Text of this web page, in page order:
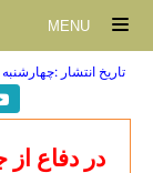
تاریخ انتشار :چهارشنبه ۱۱ اسفند ۱۳۸۹ برابر با ۰۲ مارس ۲۰۱۱
در دفاع از